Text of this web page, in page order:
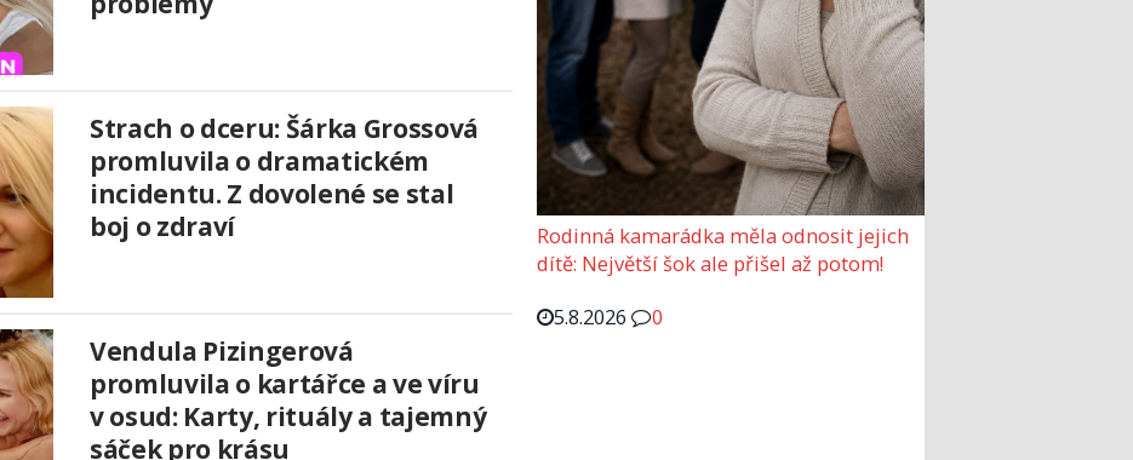
Strach o dceru: Šárka Grossová
promluvila o dramatickém
incidentu. Z dovolené se stal
boj o zdraví
Vendula Pizingerová
promluvila o kartářce a ve víru
v osud: Karty, rituály a tajemný
sáček pro krásu
Rodinná kamarádka měla odnosit jejich
dítě: Největší šok ale přišel až potom!
5.8.2026
0